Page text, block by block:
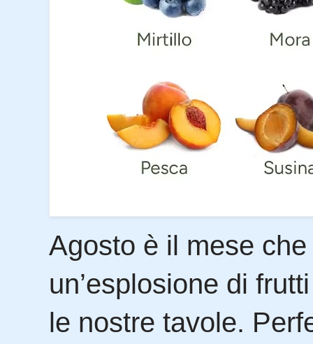
Agosto è il mese
un’esplosione di
le nostre tavole.